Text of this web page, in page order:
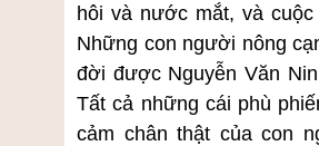
hôi và nước mắt, và
Những con người nông
đời được Nguyễn Văn
Tất cả những cái phù
cảm chân thật của con